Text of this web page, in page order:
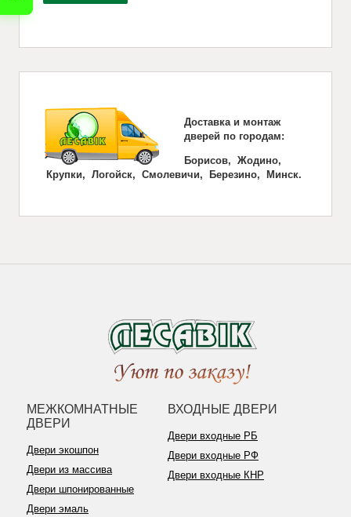
Доставка и монтаж
дверей по городам:
Борисов, Жодино,
Крупки, Логойск, Смолевичи, Березино, Минск.
МЕЖКОМНАТНЫЕ
ДВЕРИ
Двери экошпон
Двери из массива
Двери шпонированные
Двери эмаль
ВХОДНЫЕ ДВЕРИ
Двери входные РБ
Двери входные РФ
Двери входные КНР